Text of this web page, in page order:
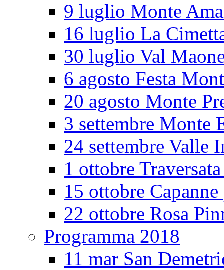
9 luglio Monte
16 luglio La
30 luglio Val
6 agosto Festa
20 agosto Monte
3 settembre Monte
24 settembre Valle
1 ottobre
15 ottobre
22 ottobre Rosa
Programma 2018
11 mar San